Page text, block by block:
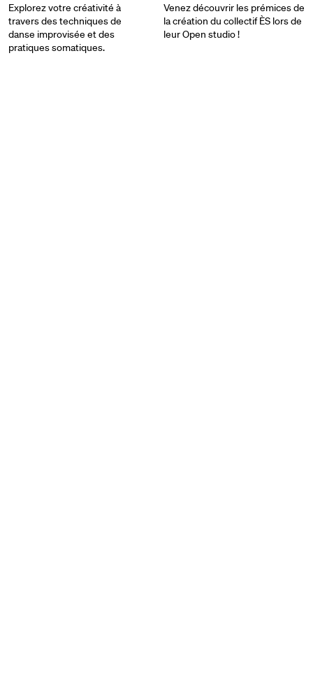
Explorez votre créativité à
travers des techniques de
danse improvisée et des
pratiques somatiques.
Venez découvrir les prémices de
la création du collectif ÈS lors de
leur Open studio !